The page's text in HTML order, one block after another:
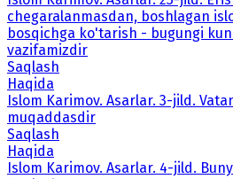
chegaralanmasdan, boshlagan
bosqichga ko'tarish - bugungi
vazifamizdir
Saqlash
Haqida
Islom Karimov. Asarlar. 3-jild.
muqaddasdir
Saqlash
Haqida
Islom Karimov. Asarlar. 4-jild.